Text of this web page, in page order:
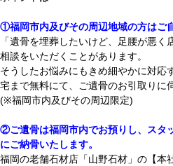
①福岡市内及びその周辺地域の方はご
「遺骨を埋葬したいけど、足腰が悪
相談をいただくことがあります。
そうしたお悩みにもきめ細やかに対応
宅まで無料にて、ご遺骨のお引取りに
(※福岡市内及びその周辺限定)
②ご遺骨は福岡市内でお預りし、スタ
にご納骨いたします。
福岡の老舗石材店 「山野石材」の【